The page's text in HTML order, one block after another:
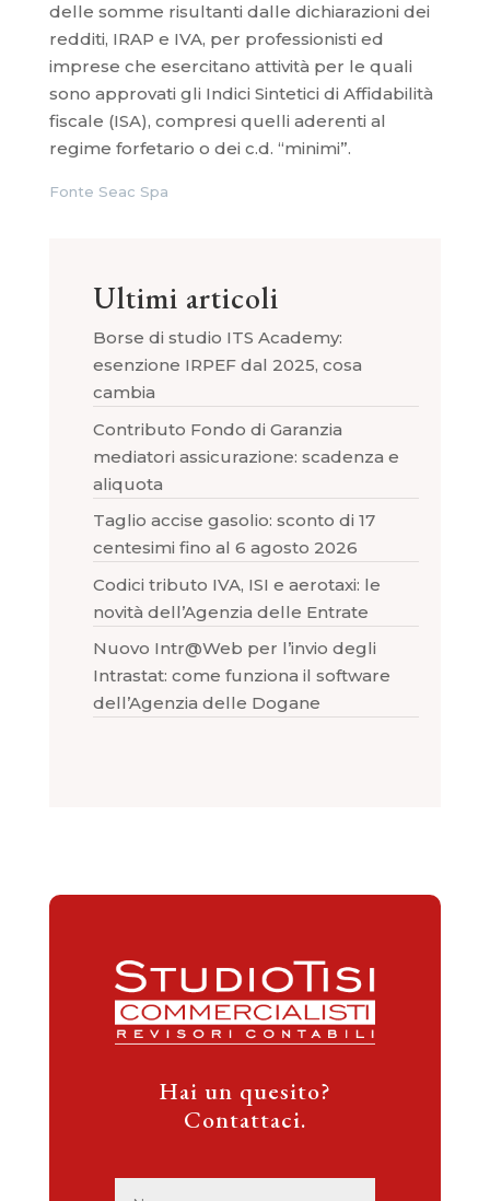
delle somme risultanti dalle dichiarazioni dei
redditi, IRAP e IVA, per professionisti ed
imprese che esercitano attività per le quali
sono approvati gli Indici Sintetici di Affidabilità
fiscale (ISA), compresi quelli aderenti al
regime forfetario o dei c.d. “minimi”.
Fonte Seac Spa
Ultimi articoli
Borse di studio ITS Academy:
esenzione IRPEF dal 2025, cosa
cambia
Contributo Fondo di Garanzia
mediatori assicurazione: scadenza e
aliquota
Taglio accise gasolio: sconto di 17
centesimi fino al 6 agosto 2026
Codici tributo IVA, ISI e aerotaxi: le
novità dell’Agenzia delle Entrate
Nuovo Intr@Web per l’invio degli
Intrastat: come funziona il software
dell’Agenzia delle Dogane
Hai un quesito?
Contattaci.